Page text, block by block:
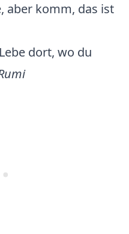
aber komm, das ist
dort, wo du